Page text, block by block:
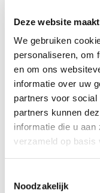
Deze website
We gebruiken
personaliseren, om
en om ons
informatie over uw
partners voor
partners kunnen
informatie die u
verzameld op basis
Noodzakelijk
omstandigheden,
Op dit moment is
kinderen een
relationele en
het veel lastiger is
voortdurend
niet lukt, ’s avonds
van de nachtrust.
je partner moet
zorgt en er gewoon
Existentiële energie
de kans op energie-